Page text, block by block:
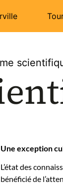
Une exception
L’état des
bénéficié de